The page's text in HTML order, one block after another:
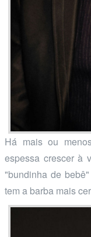
Há mais ou
espessa crescer à
"bundinha de
tem a barba mais